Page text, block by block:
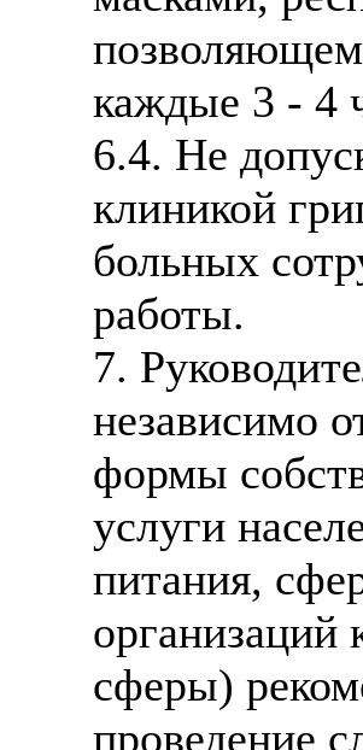
каждые 3 - 4
6.4. Не
клиникой
больных
работы.
7.
независимо
формы
услуги
питания,
организаций
сферы)
проведение